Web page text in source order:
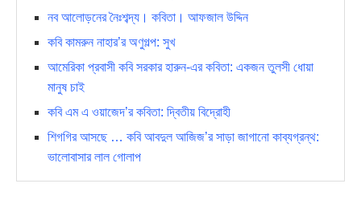
নব আলোড়নের নৈঃশব্দ্য। কবিতা। আফজাল উদ্দিন
কবি কামরুন নাহার’র অণুগল্প: সুখ
আমেরিকা প্রবাসী কবি সরকার হারুন-এর কবিতা: একজন তুলসী ধোয়া
মানুষ চাই
কবি এম এ ওয়াজেদ’র কবিতা: দ্বিতীয় বিদ্রোহী
শিগগির আসছে … কবি আবদুল আজিজ’র সাড়া জাগানো কাব্যগ্রন্থ:
ভালোবাসার লাল গোলাপ